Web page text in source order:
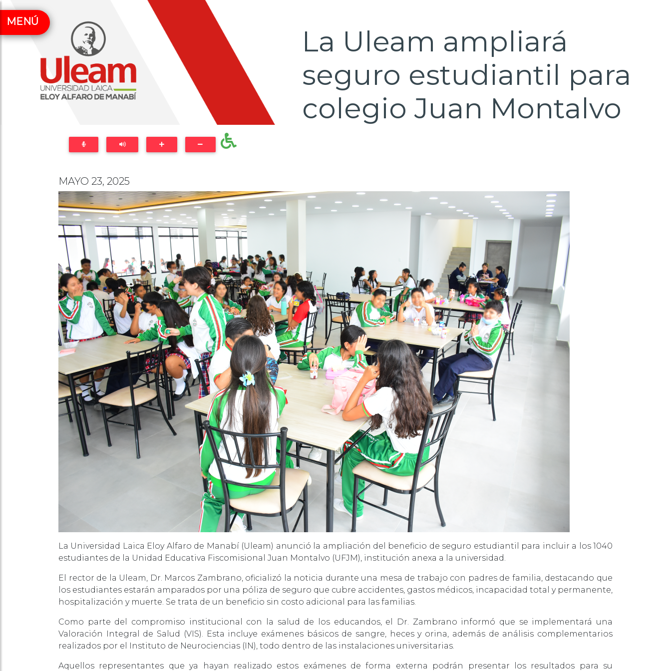
MENÚ
La Uleam ampliará
seguro estudiantil para
colegio Juan Montalvo
MAYO 23, 2025
La Universidad Laica Eloy Alfaro de Manabí (Uleam) anunció la ampliación del beneficio de seguro estudiantil para incluir a los 1040
estudiantes de la Unidad Educativa Fiscomisional Juan Montalvo (UFJM), institución anexa a la universidad.
El rector de la Uleam, Dr. Marcos Zambrano, oficializó la noticia durante una mesa de trabajo con padres de familia, destacando que
los estudiantes estarán amparados por una póliza de seguro que cubre accidentes, gastos médicos, incapacidad total y permanente,
hospitalización y muerte. Se trata de un beneficio sin costo adicional para las familias.
Como parte del compromiso institucional con la salud de los educandos, el Dr. Zambrano informó que se implementará una
Valoración Integral de Salud (VIS). Esta incluye exámenes básicos de sangre, heces y orina, además de análisis complementarios
realizados por el Instituto de Neurociencias (IN), todo dentro de las instalaciones universitarias.
Aquellos representantes que ya hayan realizado estos exámenes de forma externa podrán presentar los resultados para su